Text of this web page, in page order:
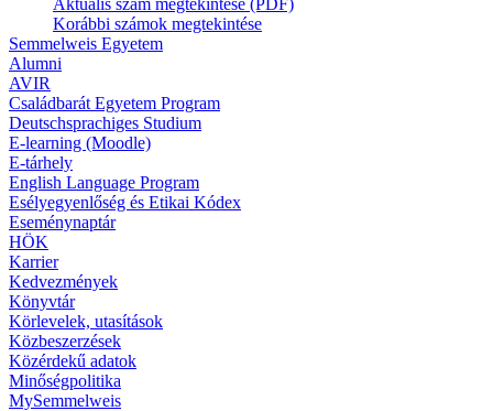
Aktuális szám megtekintése (PDF)
Korábbi számok megtekintése
Semmelweis Egyetem
Alumni
AVIR
Családbarát Egyetem Program
Deutschsprachiges Studium
E-learning (Moodle)
E-tárhely
English Language Program
Esélyegyenlőség és Etikai Kódex
Eseménynaptár
HÖK
Karrier
Kedvezmények
Könyvtár
Körlevelek, utasítások
Közbeszerzések
Közérdekű adatok
Minőségpolitika
MySemmelweis